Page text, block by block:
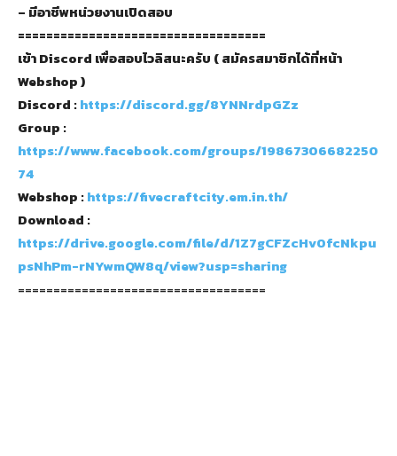
– มีอาชีพหน่วยงานเปิดสอบ
===================================
เข้า Discord เพื่อสอบไวลิสนะครับ ( สมัครสมาชิกได้ที่หน้า
Webshop )
Discord :https://discord.gg/8YNNrdpGZz
Group :
https://www.facebook.com/groups/19867306682250
74
Webshop :https://fivecraftcity.em.in.th/
Download :
https://drive.google.com/file/d/1Z7gCFZcHv0fcNkpu
psNhPm-rNYwmQW8q/view?usp=sharing
===================================